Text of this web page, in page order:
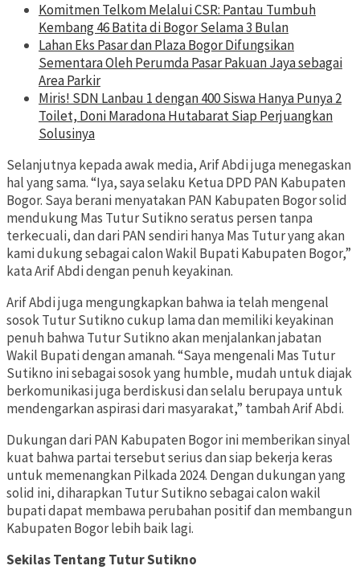
Komitmen Telkom Melalui CSR: Pantau Tumbuh
Kembang 46 Batita di Bogor Selama 3 Bulan
Lahan Eks Pasar dan Plaza Bogor Difungsikan
Sementara Oleh Perumda Pasar Pakuan Jaya sebagai
Area Parkir
Miris! SDN Lanbau 1 dengan 400 Siswa Hanya Punya 2
Toilet, Doni Maradona Hutabarat Siap Perjuangkan
Solusinya
Selanjutnya kepada awak media, Arif Abdi juga menegaskan
hal yang sama. “Iya, saya selaku Ketua DPD PAN Kabupaten
Bogor. Saya berani menyatakan PAN Kabupaten Bogor solid
mendukung Mas Tutur Sutikno seratus persen tanpa
terkecuali, dan dari PAN sendiri hanya Mas Tutur yang akan
kami dukung sebagai calon Wakil Bupati Kabupaten Bogor,”
kata Arif Abdi dengan penuh keyakinan.
Arif Abdi juga mengungkapkan bahwa ia telah mengenal
sosok Tutur Sutikno cukup lama dan memiliki keyakinan
penuh bahwa Tutur Sutikno akan menjalankan jabatan
Wakil Bupati dengan amanah. “Saya mengenali Mas Tutur
Sutikno ini sebagai sosok yang humble, mudah untuk diajak
berkomunikasi juga berdiskusi dan selalu berupaya untuk
mendengarkan aspirasi dari masyarakat,” tambah Arif Abdi.
Dukungan dari PAN Kabupaten Bogor ini memberikan sinyal
kuat bahwa partai tersebut serius dan siap bekerja keras
untuk memenangkan Pilkada 2024. Dengan dukungan yang
solid ini, diharapkan Tutur Sutikno sebagai calon wakil
bupati dapat membawa perubahan positif dan membangun
Kabupaten Bogor lebih baik lagi.
Sekilas Tentang Tutur Sutikno